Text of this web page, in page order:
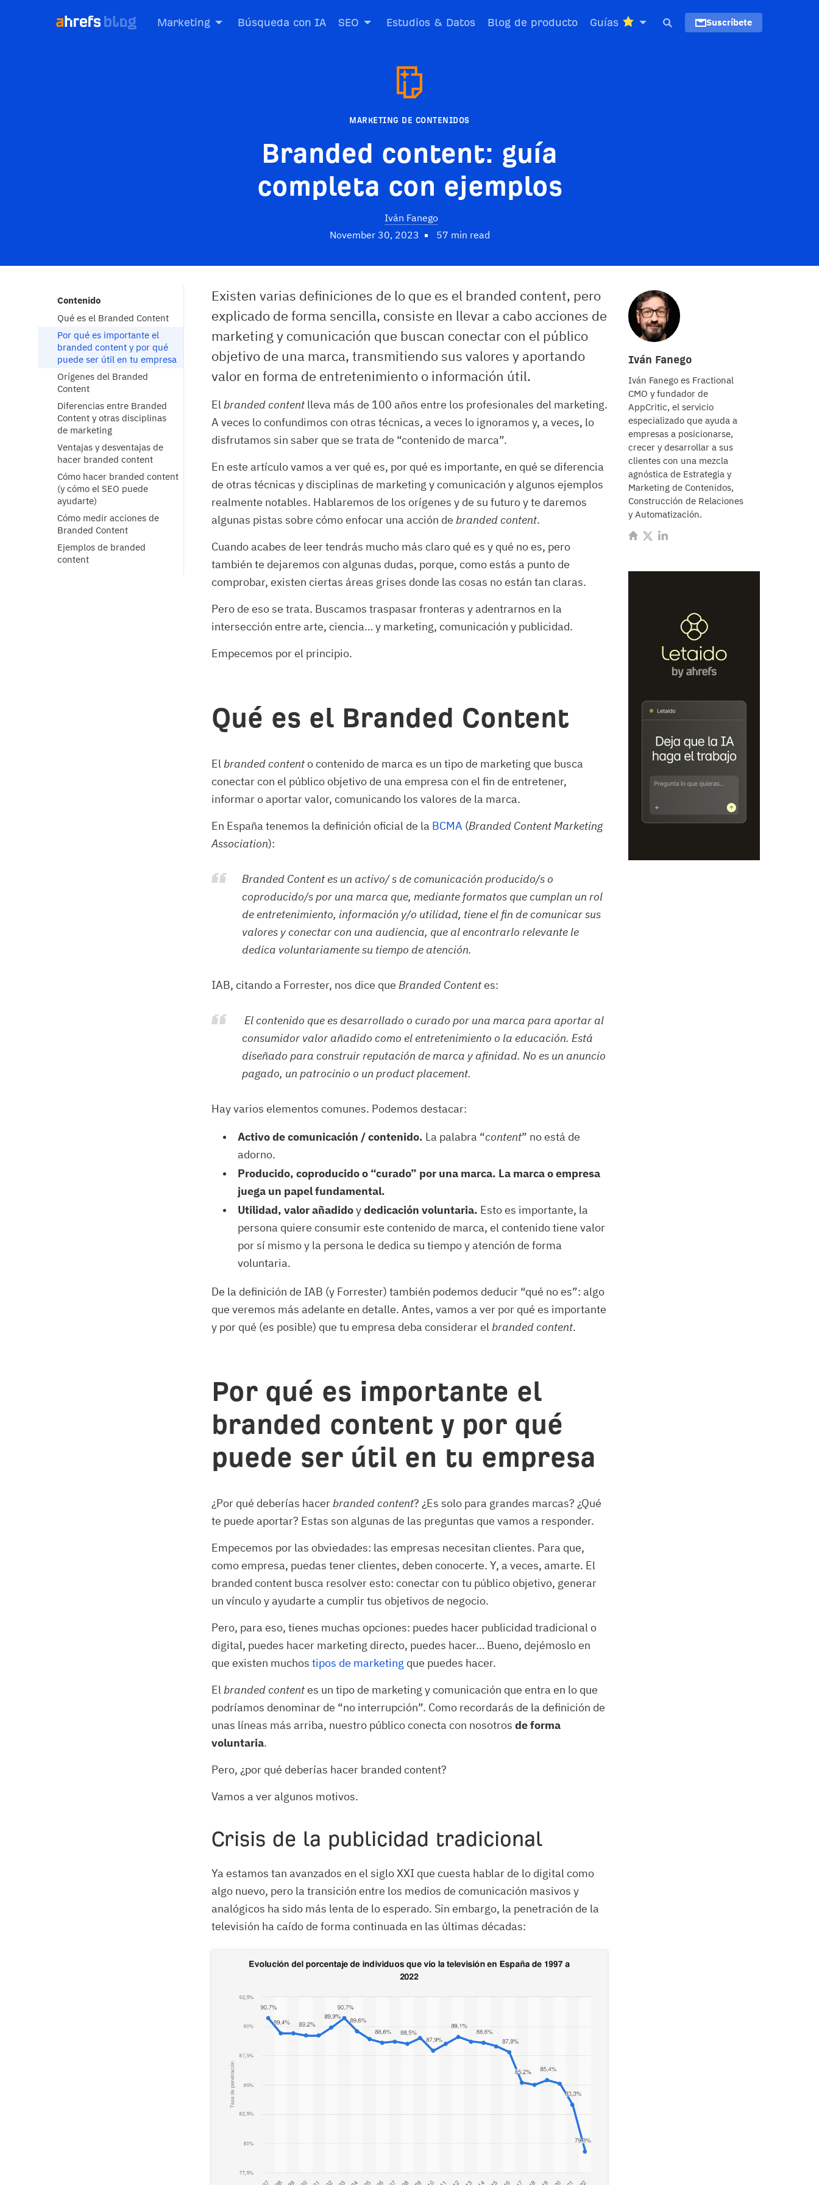
Marketing Búsqueda con IA SEO Estudios & Datos Blog de producto Guías Suscríbete
MARKETING DE CONTENIDOS
Branded content: guía
completa con ejemplos
Iván Fanego
November 30, 2023
57 min read
Iván Fanego
Iván Fanego es Fractional
CMO y fundador de
AppCritic, el servicio
especializado que ayuda a
empresas a posicionarse,
crecer y desarrollar a sus
clientes con una mezcla
agnóstica de Estrategia y
Marketing de Contenidos,
Construcción de Relaciones
y Automatización.
Contenido
Qué es el Branded Content
Por qué es importante el
branded content y por qué
puede ser útil en tu empresa
Orígenes del Branded
Content
Diferencias entre Branded
Content y otras disciplinas
de marketing
Ventajas y desventajas de
hacer branded content
Cómo hacer branded content
(y cómo el SEO puede
ayudarte)
Cómo medir acciones de
Branded Content
Ejemplos de branded
content
Existen varias definiciones de lo que es el branded content, pero
explicado de forma sencilla, consiste en llevar a cabo acciones de
marketing y comunicación que buscan conectar con el público
objetivo de una marca, transmitiendo sus valores y aportando
valor en forma de entretenimiento o información útil.
Elbranded content lleva más de 100 años entre los profesionales del marketing.
A veces lo confundimos con otras técnicas, a veces lo ignoramos y, a veces, lo
disfrutamos sin saber que se trata de “contenido de marca”.
En este artículo vamos a ver qué es, por qué es importante, en qué se diferencia
de otras técnicas y disciplinas de marketing y comunicación y algunos ejemplos
realmente notables. Hablaremos de los orígenes y de su futuro y te daremos
algunas pistas sobre cómo enfocar una acción de branded content.
Cuando acabes de leer tendrás mucho más claro qué es y qué no es, pero
también te dejaremos con algunas dudas, porque, como estás a punto de
comprobar, existen ciertas áreas grises donde las cosas no están tan claras.
Pero de eso se trata. Buscamos traspasar fronteras y adentrarnos en la
intersección entre arte, ciencia… y marketing, comunicación y publicidad.
Empecemos por el principio.
Qué es el Branded Content
Elbranded contento contenido de marca es un tipo de marketing que busca
conectar con el público objetivo de una empresa con el fin de entretener,
informar o aportar valor, comunicando los valores de la marca.
En España tenemos la definición oficial de la BCMA (Branded Content Marketing
Association):
Branded Content es un activo/ s de comunicación producido/s o
coproducido/s por una marca que, mediante formatos que cumplan un rol
de entretenimiento, información y/o utilidad, tiene el fin de comunicar sus
valores y conectar con una audiencia, que al encontrarlo relevante le
dedica voluntariamente su tiempo de atención.
IAB, citando a Forrester, nos dice que Branded Contentes:
El contenido que es desarrollado o curado por una marca para aportar al
consumidor valor añadido como el entretenimiento o la educación. Está
diseñado para construir reputación de marca y afinidad. No es un anuncio
pagado, un patrocinio o un product placement.
Hay varios elementos comunes. Podemos destacar:
Activo de comunicación / contenido. La palabra “content” no está de
adorno.
Producido, coproducido o “curado” por una marca. La marca o empresa
juega un papel fundamental.
Utilidad, valor añadidoydedicación voluntaria. Esto es importante, la
persona quiere consumir este contenido de marca, el contenido tiene valor
por sí mismo y la persona le dedica su tiempo y atención de forma
voluntaria.
De la definición de IAB (y Forrester) también podemos deducir “qué no es”: algo
que veremos más adelante en detalle. Antes, vamos a ver por qué es importante
y por qué (es posible) que tu empresa deba considerar elbranded content.
Por qué es importante el
branded content y por qué
puede ser útil en tu empresa
¿Por qué deberías hacerbranded content? ¿Es solo para grandes marcas? ¿Qué
te puede aportar? Estas son algunas de las preguntas que vamos a responder.
Empecemos por las obviedades: las empresas necesitan clientes. Para que,
como empresa, puedas tener clientes, deben conocerte. Y, a veces, amarte. El
branded content busca resolver esto: conectar con tu público objetivo, generar
un vínculo y ayudarte a cumplir tus objetivos de negocio.
Pero, para eso, tienes muchas opciones: puedes hacer publicidad tradicional o
digital, puedes hacer marketing directo, puedes hacer… Bueno, dejémoslo en
que existen muchos tipos de marketing que puedes hacer.
Elbranded contentes un tipo de marketing y comunicación que entra en lo que
podríamos denominar de “no interrupción”. Como recordarás de la definición de
unas líneas más arriba, nuestro público conecta con nosotros de forma
voluntaria.
Pero, ¿por qué deberías hacer branded content?
Vamos a ver algunos motivos.
Crisis de la publicidad tradicional
Ya estamos tan avanzados en el siglo XXI que cuesta hablar de lo digital como
algo nuevo, pero la transición entre los medios de comunicación masivos y
analógicos ha sido más lenta de lo esperado. Sin embargo, la penetración de la
televisión ha caído de forma continuada en las últimas décadas: